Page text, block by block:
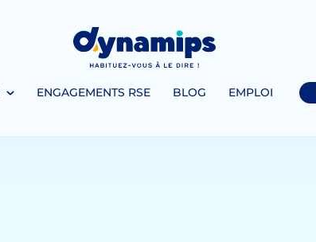
ENGAGEMENTS RSE BLOG EMPLOI